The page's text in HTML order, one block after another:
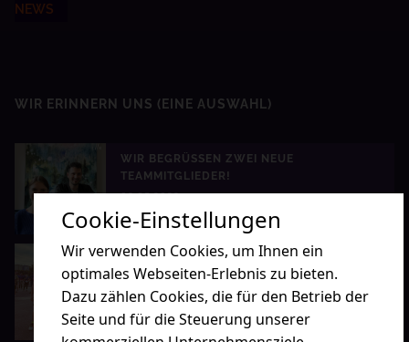
NEWS
WIR ERINNERN UNS (EINE AUSWAHL)
WIR BEGRÜSSEN ZWEI NEUE T
EAMMITGLIEDER!
02.05.2023
TEAM LINGNER BEIM 12. B2RUN
25.07.2024
Cookie-Einstellungen
Wir verwenden Cookies, um Ihnen ein
optimales Webseiten-Erlebnis zu bieten.
Dazu zählen Cookies, die für den Betrieb der
Seite und für die Steuerung unserer